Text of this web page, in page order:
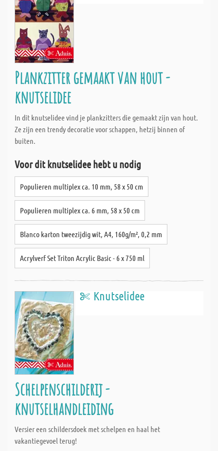
Plankzitter gemaakt van hout -
knutselidee
In dit knutselidee vind je plankzitters die gemaakt zijn van hout.
Ze zijn een trendy decoratie voor schappen, hetzij binnen of
buiten.
Voor dit knutselidee hebt u nodig
Populieren multiplex ca. 10 mm, 58 x 50 cm
Populieren multiplex ca. 6 mm, 58 x 50 cm
Blanco karton tweezijdig wit, A4, 160g/m², 0,2 mm
Acrylverf Set Triton Acrylic Basic - 6 x 750 ml
Knutselidee
Schelpenschilderij -
knutselhandleiding
Versier een schildersdoek met schelpen en haal het
vakantiegevoel terug!